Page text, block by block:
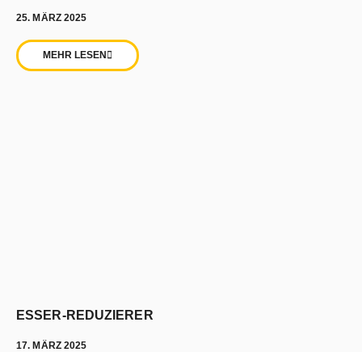
25. MÄRZ 2025
MEHR LESEN
ESSER-REDUZIERER
17. MÄRZ 2025